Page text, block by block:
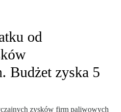
od
Budżet zyska 5
zysków firm paliwowych